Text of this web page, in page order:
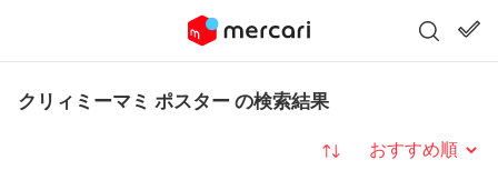
クリィミーマミ ポスター の検索結果
並び替え